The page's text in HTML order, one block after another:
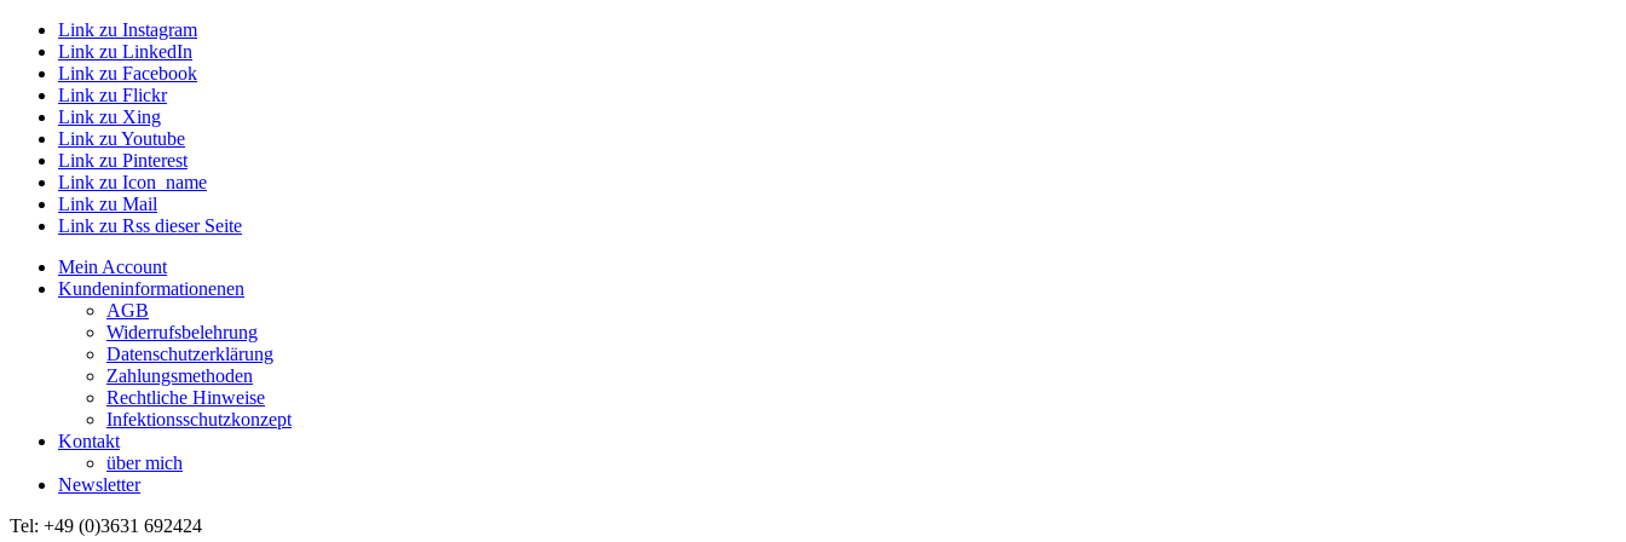
Link zu Instagram
Link zu LinkedIn
Link zu Facebook
Link zu Flickr
Link zu Xing
Link zu Youtube
Link zu Pinterest
Link zu Icon_name
Link zu Mail
Link zu Rss dieser Seite
Mein Account
Kundeninformationenen
AGB
Widerrufsbelehrung
Datenschutzerklärung
Zahlungsmethoden
Rechtliche Hinweise
Infektionsschutzkonzept
Kontakt
über mich
Newsletter
Tel: +49 (0)3631 692424